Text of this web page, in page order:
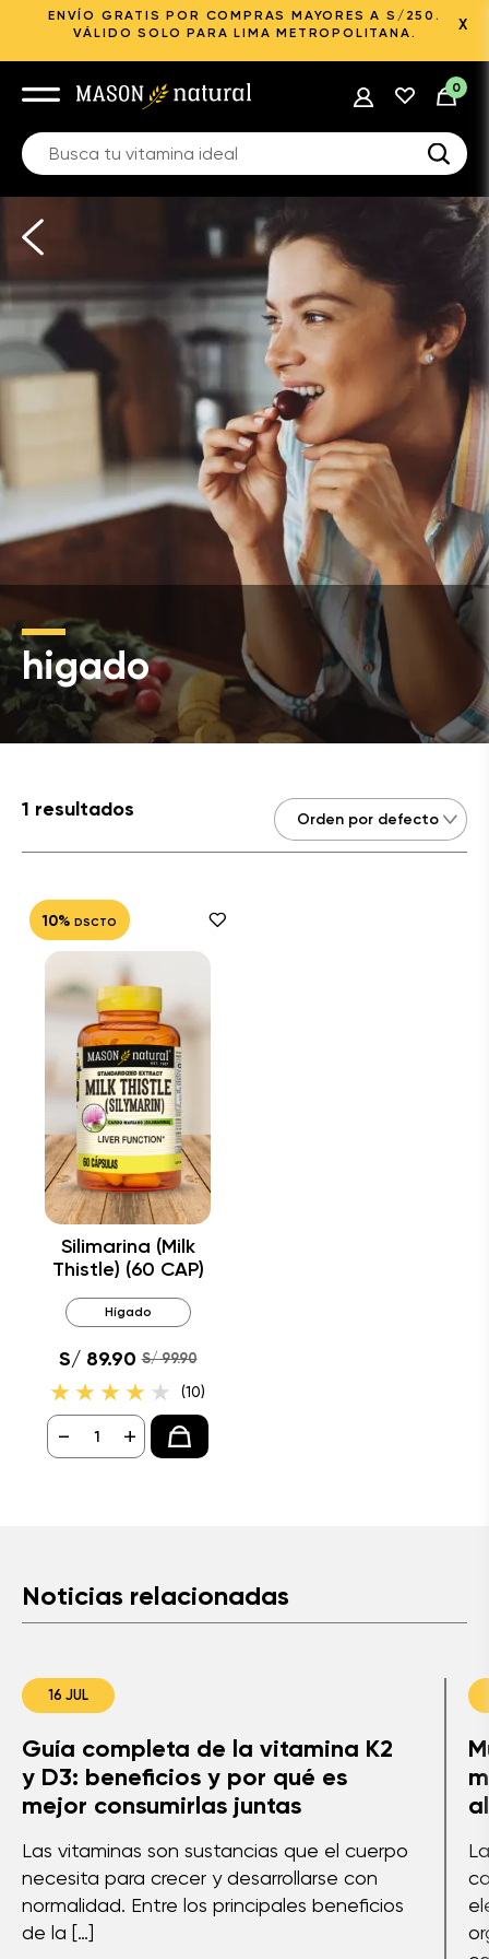
ENVÍO GRATIS POR COMPRAS MAYORES A S/250.
VÁLIDO SOLO PARA LIMA METROPOLITANA.
X
0
higado
1 resultados
10% DSCTO
Silimarina (Milk
Thistle) (60 CAP)
Hígado
S/ 89.90 S/ 99.90
(10)
- +
Noticias relacionadas
Guía completa de la vitamina K2
y D3: beneficios y por qué es
mejor consumirlas juntas
Las vitaminas son sustancias que el cuerpo
necesita para crecer y desarrollarse con
normalidad. Entre los principales beneficios
de la […]
16 JUL